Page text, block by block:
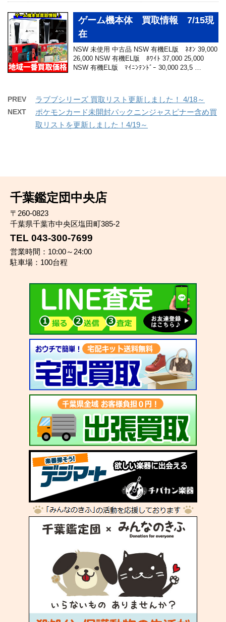
ゲーム機本体 買取情報 7/15現
在
NSW 未使用 中古品 NSW 有機EL版 ﾈｵﾝ 39,000
26,000 NSW 有機EL版 ﾎﾜｲﾄ 37,000 25,000
NSW 有機EL版 ﾏｲﾆﾝﾃﾝﾄﾞｰ 30,000 23,5 …
PREV ラブブシリーズ 買取リスト更新しました！ 4/18～
NEXT
ポケモンカード未開封パックニンジャスピナー含め買
取リストを更新しました！4/19～
千葉鑑定団中央店
〒260-0823
千葉県千葉市中央区塩田町385-2
TEL 043-300-7699
営業時間：10:00～24:00
駐車場：100台程